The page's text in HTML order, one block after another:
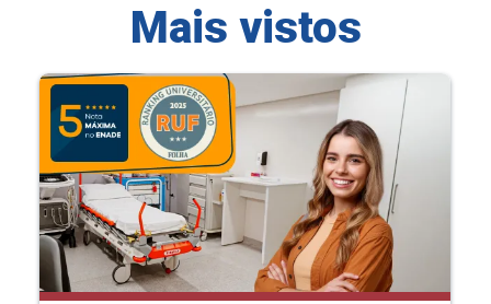
Mais vistos